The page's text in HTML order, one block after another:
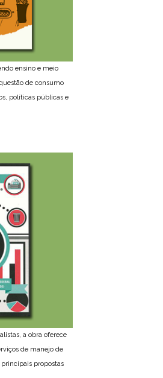
ensino e meio
de consumo
políticas públicas e
a obra oferece
de manejo de
propostas